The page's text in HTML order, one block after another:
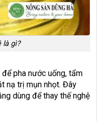
là gì?
pha nước uống, tẩm
nạ trị mụn nhọt. Đây
dùng để thay thế nghệ